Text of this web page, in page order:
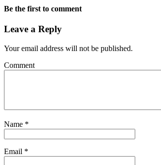
Be the first to comment
Leave a Reply
Your email address will not be published.
Comment
Name *
Email *